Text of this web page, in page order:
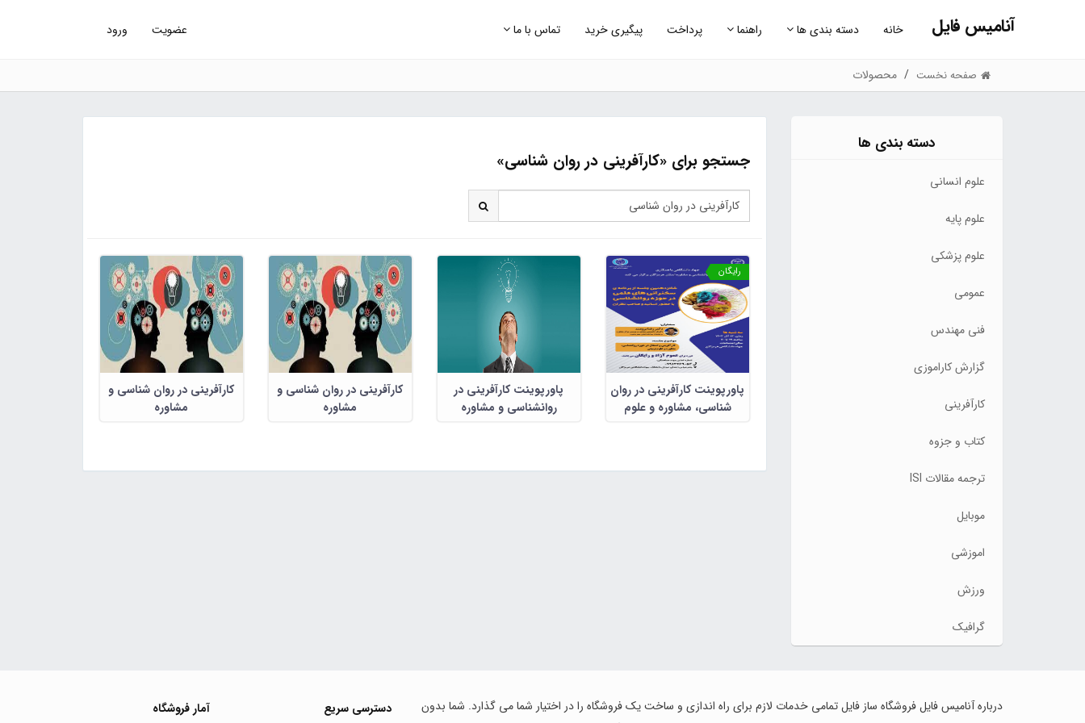
آنامیس فایل خانه دسته بندی ها راهنما پرداخت پیگیری خرید تماس با ما عضویت ورود
صفحه نخست محصولات
دسته بندی ها
علوم انسانی
علوم پایه
علوم پزشکی
عمومی
فنی مهندس
گزارش کاراموزی
کارآفرینی
کتاب و جزوه
ترجمه مقالات ISI
موبایل
اموزشی
ورزش
گرافیک
جستجو برای «کارآفرینی در روان شناسی»
رایگان
پاورپوینت کارآفرینی در روان
شناسی، مشاوره و علوم
پاورپوینت کارآفرینی در
روانشناسی و مشاوره
کارآفرینی در روان شناسی و
مشاوره
کارآفرینی در روان شناسی و
مشاوره
درباره آنامیس فایل فروشگاه ساز فایل تمامی خدمات لازم برای راه اندازی و ساخت یک فروشگاه را در اختیار شما می گذارد. شما بدون
دسترسی سریع آمار فروشگاه